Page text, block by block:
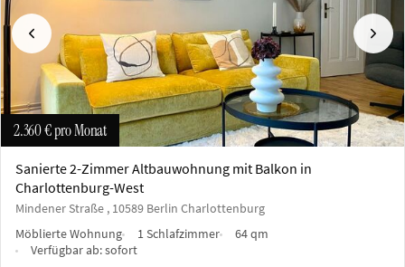
Vorherige
2.360 €pro Monat
Sanierte 2-Zimmer Altbauwohnung mit Balkon in
Charlottenburg-West
Mindener Straße , 10589 Berlin Charlottenburg
Möblierte Wohnung
1 Schlafzimmer
64 qm
Verfügbar ab:sofort